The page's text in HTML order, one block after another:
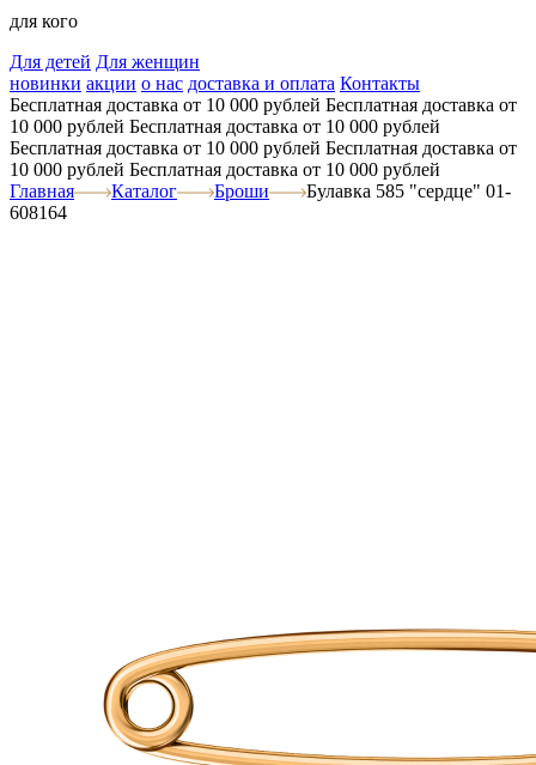
для кого
Для детей Для женщин
новинки акции о нас доставка и оплата Контакты
Бесплатная доставка от 10 000 рублей Бесплатная доставка от
10 000 рублей Бесплатная доставка от 10 000 рублей
Бесплатная доставка от 10 000 рублей Бесплатная доставка от
10 000 рублей Бесплатная доставка от 10 000 рублей
Главная
Каталог Броши
Булавка 585 "сердце" 01-
608164